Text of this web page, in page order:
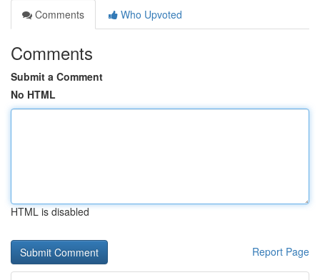
Comments
Who Upvoted
Comments
Submit a Comment
No HTML
HTML is disabled
Report Page